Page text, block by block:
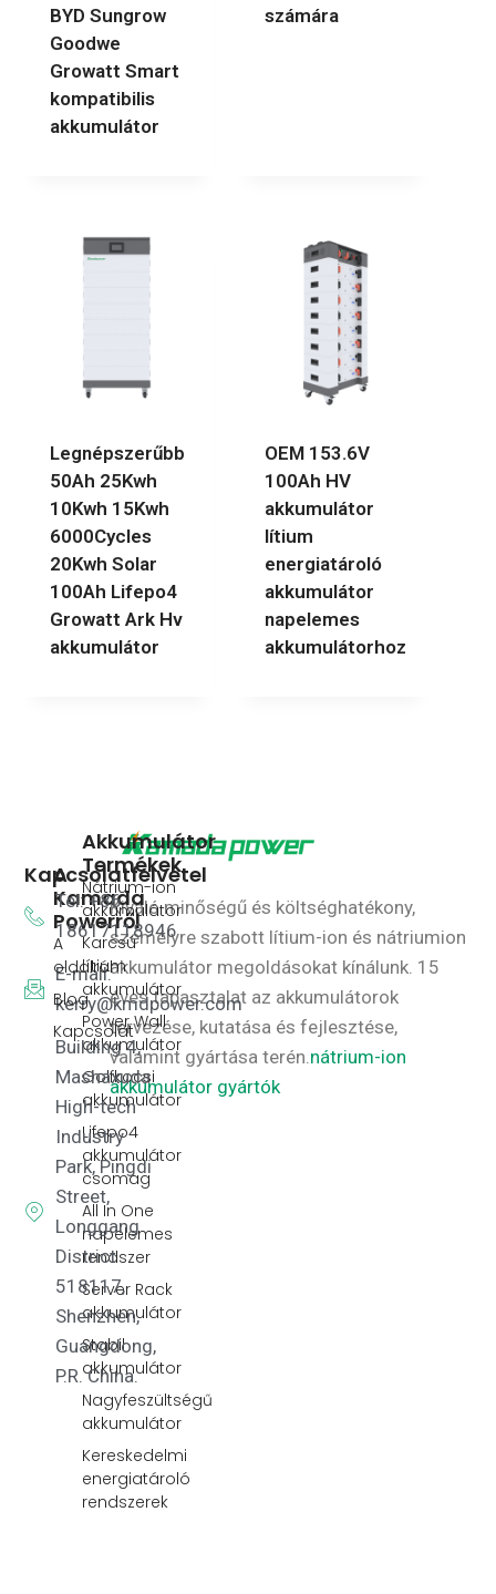
BYD Sungrow
Goodwe
Growatt Smart
kompatibilis
akkumulátor
számára
Legnépszerűbb
50Ah 25Kwh
10Kwh 15Kwh
6000Cycles
20Kwh Solar
100Ah Lifepo4
Growatt Ark Hv
akkumulátor
OEM 153.6V
100Ah HV
akkumulátor
lítium
energiatároló
akkumulátor
napelemes
akkumulátorhoz
Kiváló minőségű és költséghatékony,
személyre szabott lítium-ion és nátriumion
akkumulátor megoldásokat kínálunk. 15
éves tapasztalat az akkumulátorok
tervezése, kutatása és fejlesztése,
valamint gyártása terén.nátrium-ion
akkumulátor gyártók
Akkumulátor
Termékek
Nátrium-ion
akkumulátor
Karcsú
lítium
akkumulátor
Power Wall
akkumulátor
Golfkocsi
akkumulátor
Lifepo4
akkumulátor
csomag
All In One
napelemes
rendszer
Server Rack
akkumulátor
Stabil
akkumulátor
Nagyfeszültségű
akkumulátor
Kereskedelmi
energiatároló
rendszerek
A
Kamada
Powerről
A
oldalról
Blog
Kapcsolat
Kapcsolatfelvétel
Tel: +86
18617118946
E-mail:
kerry@kmdpower.com
Building 4,
Mashaxuda
High-tech
Industry
Park, Pingdi
Street,
Longgang
District
518117,
Shenzhen,
Guangdong,
P.R. China.